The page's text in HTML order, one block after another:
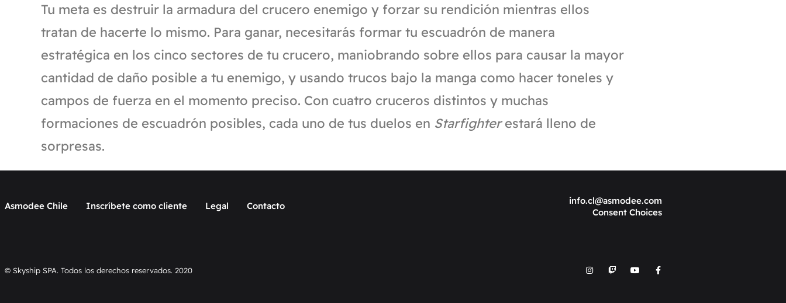
Tu meta es destruir la armadura del crucero enemigo y forzar su rendición mientras ellos
tratan de hacerte lo mismo. Para ganar, necesitarás formar tu escuadrón de manera
estratégica en los cinco sectores de tu crucero, maniobrando sobre ellos para causar la mayor
cantidad de daño posible a tu enemigo, y usando trucos bajo la manga como hacer toneles y
campos de fuerza en el momento preciso. Con cuatro cruceros distintos y muchas
formaciones de escuadrón posibles, cada uno de tus duelos en Starfighterestará lleno de
sorpresas.
Asmodee Chile Inscríbete como cliente Legal Contacto
info.cl@asmodee.com
Consent Choices
© Skyship SPA. Todos los derechos reservados. 2020